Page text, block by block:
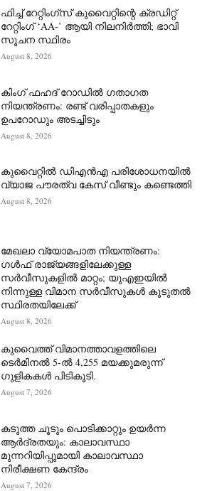
ഫിച്ച് റേറ്റിംഗ്സ് കുവൈറ്റിന്റെ ക്രഡിറ്റ്
റേറ്റിംഗ് ‘AA-’ ആയി നിലനിർത്തി; ഭാവി
സൂചന സ്ഥിരം
August 8, 2026
കിംഗ് ഫഹദ് റോഡിൽ ഗതാഗത
നിയന്ത്രണം: രണ്ട് വരിപ്പാതകളും
ഉപറോഡും അടച്ചിടും
August 8, 2026
കുവൈറ്റിൽ ഡിഎൻഎ പരിശോധനയിൽ
വ്യാജ പൗരത്വ കേസ് വീണ്ടും കണ്ടെത്തി
August 8, 2026
മേഖലാ വ്യോമപാത നിയന്ത്രണം:
ഗൾഫ് രാജ്യങ്ങളിലേക്കുള്ള
സർവീസുകളിൽ മാറ്റം; യുഎഇയിൽ
നിന്നുള്ള വിമാന സർവീസുകൾ കൂടുതൽ
സ്ഥിരതയിലേക്ക്
August 8, 2026
കുവൈത്ത് വിമാനത്താവളത്തിലെ
ടെർമിനൽ 5-ൽ 4,255 മയക്കുമരുന്ന്
ഗുളികകൾ പിടികൂടി.
August 7, 2026
കടുത്ത ചൂടും പൊടിക്കാറ്റും ഉയർന്ന
ആർദ്രതയും: കാലാവസ്ഥാ
മുന്നറിയിപ്പുമായി കാലാവസ്ഥാ
നിരീക്ഷണ കേന്ദ്രം
August 7, 2026